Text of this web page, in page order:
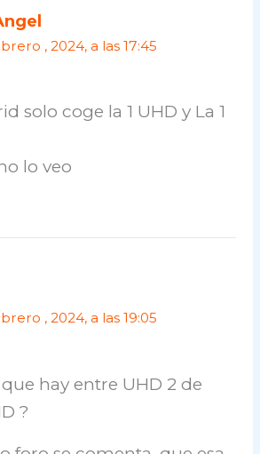
, 2024, a las 17:45
solo coge la 1 UHD y La 1
lo veo
, 2024, a las 19:05
hay entre UHD 2 de
?